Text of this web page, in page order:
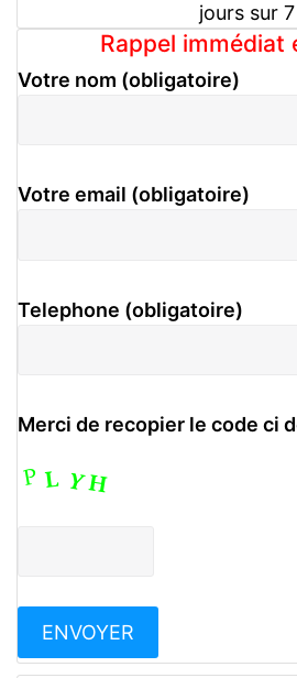
jours sur 7
Rappel immédiat
Votre nom (obligatoire)
Votre email (obligatoire)
Telephone (obligatoire)
Merci de recopier le code ci